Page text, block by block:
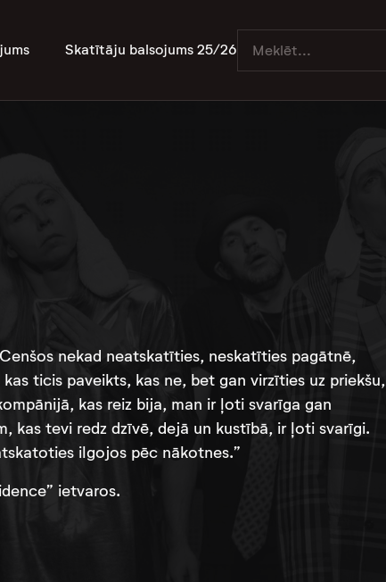
Skatītāju balsojums 25/26
nekad neatskatīties, neskatīties pagātnē,
ticis paveikts, kas ne, bet gan virzīties uz priekšu,
kas reiz bija, man ir ļoti svarīga gan
kas tevi redz dzīvē, dejā un kustībā, ir ļoti svarīgi.
ilgojos pēc nākotnes.”
ietvaros.